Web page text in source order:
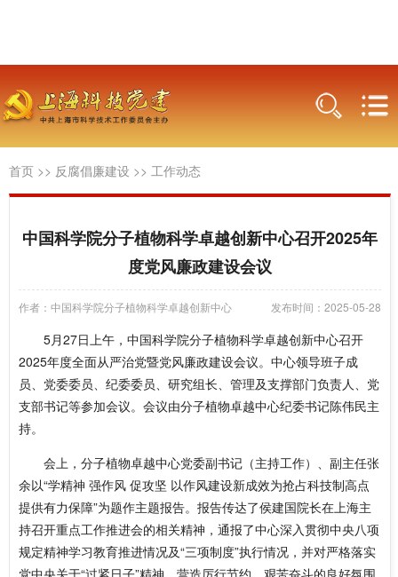
首页 >> 反腐倡廉建设 >> 工作动态
中国科学院分子植物科学卓越创新中心召开2025年
度党风廉政建设会议
作者：中国科学院分子植物科学卓越创新中心 发布时间：2025-05-28
5月27日上午，中国科学院分子植物科学卓越创新中心召开
2025年度全面从严治党暨党风廉政建设会议。中心领导班子成
员、党委委员、纪委委员、研究组长、管理及支撑部门负责人、党
支部书记等参加会议。会议由分子植物卓越中心纪委书记陈伟民主
持。
会上，分子植物卓越中心党委副书记（主持工作）、副主任张
余以“学精神 强作风 促攻坚 以作风建设新成效为抢占科技制高点
提供有力保障”为题作主题报告。报告传达了侯建国院长在上海主
持召开重点工作推进会的相关精神，通报了中心深入贯彻中央八项
规定精神学习教育推进情况及“三项制度”执行情况，并对严格落实
党中央关于“过紧日子”精神，营造厉行节约、艰苦奋斗的良好氛围